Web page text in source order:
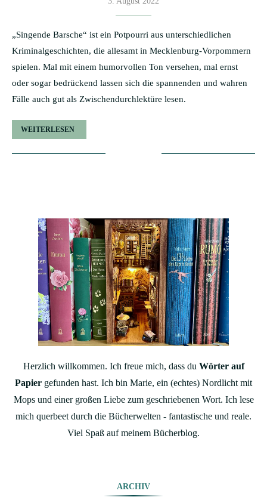
„Singende Barsche“ ist ein Potpourri aus unterschiedlichen
Kriminalgeschichten, die allesamt in Mecklenburg-Vorpommern
spielen. Mal mit einem humorvollen Ton versehen, mal ernst
oder sogar bedrückend lassen sich die spannenden und wahren
Fälle auch gut als Zwischendurchlektüre lesen.
WEITERLESEN
Herzlich willkommen. Ich freue mich, dass du Wörter auf
Papier gefunden hast. Ich bin Marie, ein (echtes) Nordlicht mit
Mops und einer großen Liebe zum geschriebenen Wort. Ich lese
mich querbeet durch die Bücherwelten - fantastische und reale.
Viel Spaß auf meinem Bücherblog.
ARCHIV